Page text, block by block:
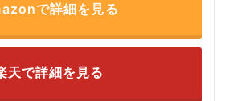
で詳細を見る
天で詳細を見る